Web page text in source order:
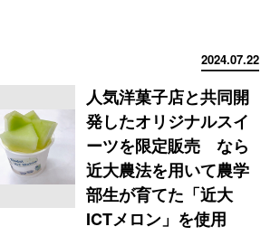
2024.07.22
人気洋菓子店と共同開
発したオリジナルスイ
ーツを限定販売 なら
近大農法を用いて農学
部生が育てた「近大
ICTメロン」を使用